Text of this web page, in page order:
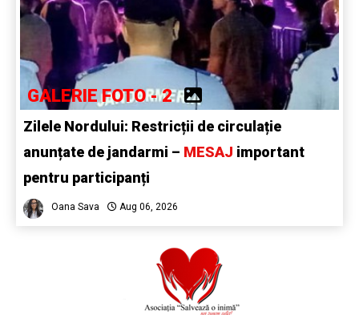
GALERIE FOTO - 2
Zilele Nordului: Restricții de circulație
anunțate de jandarmi – MESAJ important
pentru participanți
Oana Sava Aug 06, 2026